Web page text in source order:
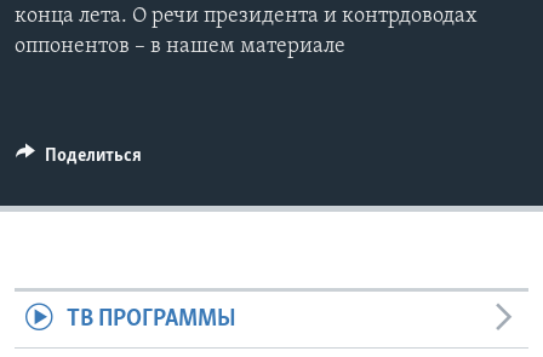
Языки
конца лета. О речи президента и контрдоводах
оппонентов – в нашем материале
Поделиться
ТВ ПРОГРАММЫ